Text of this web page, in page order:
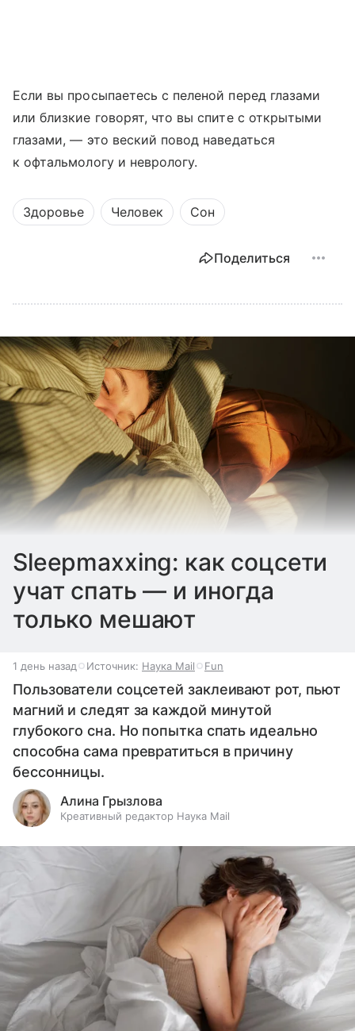
Если вы просыпаетесь с пеленой перед глазами
или близкие говорят, что вы спите с открытыми
глазами, — это веский повод наведаться
к офтальмологу и неврологу.
Здоровье Человек Сон
Поделиться
Sleepmaxxing: как соцсети
учат спать — и иногда
только мешают
1 день назад Источник: Наука Mail Fun
Пользователи соцсетей заклеивают рот, пьют
магний и следят за каждой минутой
глубокого сна. Но попытка спать идеально
способна сама превратиться в причину
бессонницы.
Алина Грызлова
Креативный редактор Наука Mail